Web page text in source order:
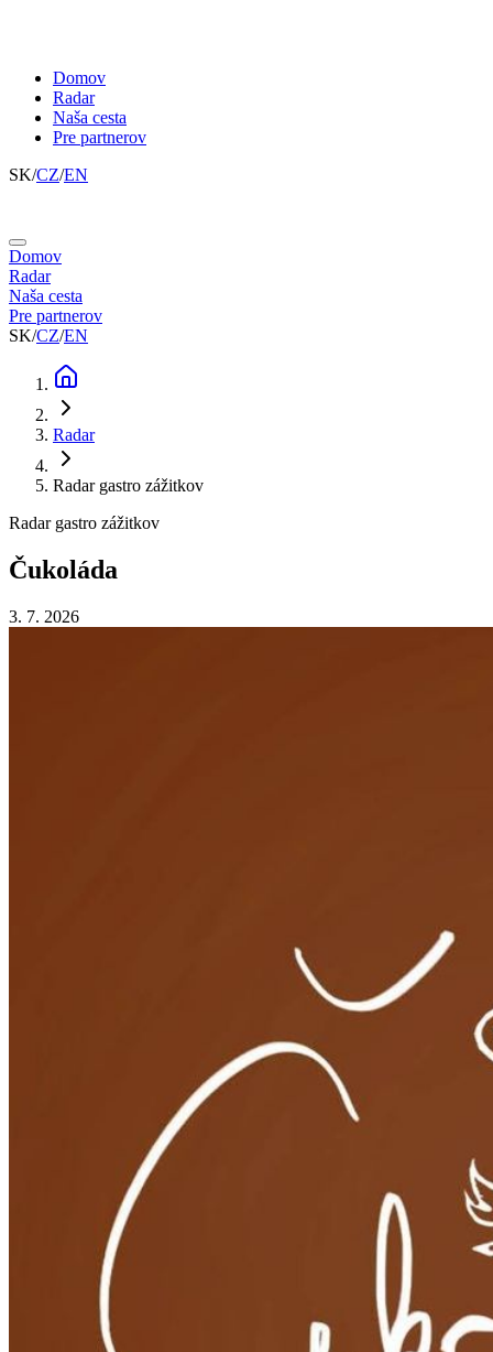
Domov
Radar
Naša cesta
Pre partnerov
SK/CZ/EN
Domov
Radar
Naša cesta
Pre partnerov
SK/CZ/EN
Radar
Radar gastro zážitkov
Radar gastro zážitkov
Čukoláda
3. 7. 2026